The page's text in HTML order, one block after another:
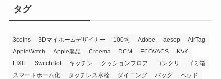
タグ
3coins 3Dマイホームデザイナー 100均 Adobe aesop
AirTag
AppleWatch
Apple製品 Creema DCM ECOVACS
KVK
LIXIL
SwitchBot キッチン クッションフロア コンクリ
ゴミ箱
スマートホーム化
タッチレス水栓 ダイニング バッグ
ベッド